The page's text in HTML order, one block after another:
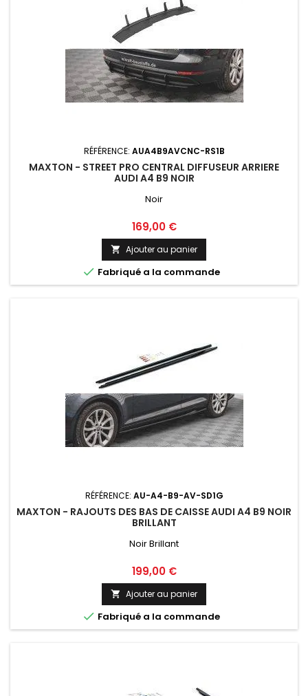
RÉFÉRENCE: AUA4B9AVCNC-RS1B
MAXTON - STREET PRO CENTRAL DIFFUSEUR ARRIERE
AUDI A4 B9 NOIR
Noir
Prix
169,00 €
 Ajouter au panier
 Fabriqué a la commande
RÉFÉRENCE: AU-A4-B9-AV-SD1G
MAXTON - RAJOUTS DES BAS DE CAISSE AUDI A4 B9 NOIR
BRILLANT
Noir Brillant
Prix
199,00 €
 Ajouter au panier
 Fabriqué a la commande